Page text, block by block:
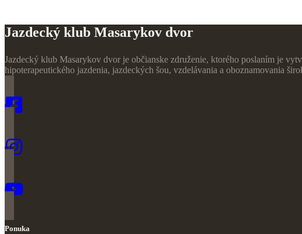
Jazdecký klub Masarykov dvor
Jazdecký klub Masarykov dvor je občianske združenie, ktorého poslaním je
hipoterapeutického jazdenia, jazdeckých šou, vzdelávania a oboznamovania
Ponuka